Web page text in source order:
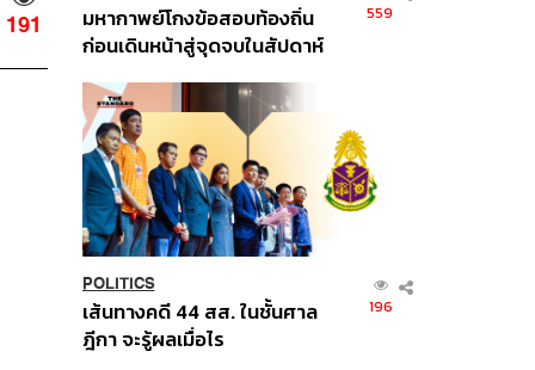
191
มหากาพย์โกงข้อสอบท้องถิ่น
ก่อนเดินหน้าสู่จุดจบในสัปดาห์
559
POLITICS
เส้นทางคดี 44 สส. ในชั้นศาล
ฎีกา จะรู้ผลเมื่อไร
196